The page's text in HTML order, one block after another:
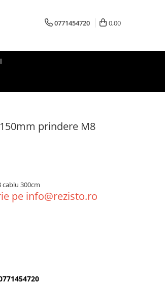
0771454720 0,00
prindere M8
300cm
pe info@rezisto.ro